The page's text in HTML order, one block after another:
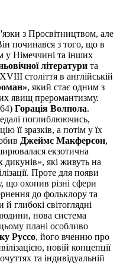
з Просвітництвом, але
починався з того, що в
у Німеччині та інших
літератури та
століття в англійській
, який стає одним з
явищ преромантизму.
Горація Волпола.
поглиблюючись,
її зразків, а потім у їх
Джеймс Макферсон,
екзотична
дикунів», які живуть на
Проте для появи
що охопив різні сфери
до фольклору та
й глибокі світоглядні
нова система
плані особливо
Руссо, його вченню про
новій концепції
та індивідуальній